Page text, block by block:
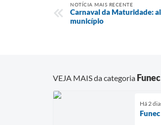
NOTÍCIA MAIS RECENTE
Carnaval da Maturidade:
município
VEJA MAIS da categoria Funec
Há 2